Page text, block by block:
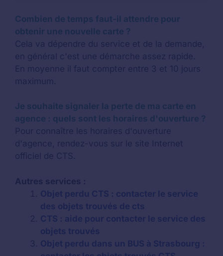
Combien de temps faut-il attendre pour
obtenir une nouvelle carte ?
Cela va dépendre du service et de la demande,
en général c'est une démarche assez rapide.
En moyenne il faut compter entre 3 et 10 jours
maximum.
Je souhaite signaler la perte de ma carte en
agence : quels sont les horaires d'ouverture ?
Pour connaître les horaires d'ouverture
d'agence, rendez-vous sur le site Internet
officiel de CTS.
Autres services :
Objet perdu CTS : contacter le service
des objets trouvés de cts
CTS : aide pour contacter le service des
objets trouvés
Objet perdu dans un BUS à Strasbourg :